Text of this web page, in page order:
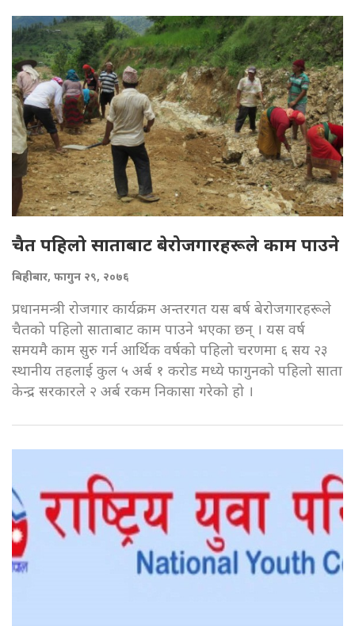
चैत पहिलो साताबाट बेरोजगारहरूले काम पाउने
बिहीबार, फागुन २९, २०७६
प्रधानमन्त्री रोजगार कार्यक्रम अन्तरगत यस बर्ष बेरोजगारहरूले
चैतको पहिलो साताबाट काम पाउने भएका छन् । यस वर्ष
समयमै काम सुरु गर्न आर्थिक वर्षको पहिलो चरणमा ६ सय २३
स्थानीय तहलाई कुल ५ अर्ब १ करोड मध्ये फागुनको पहिलो साता
केन्द्र सरकारले २ अर्ब रकम निकासा गरेको हो ।